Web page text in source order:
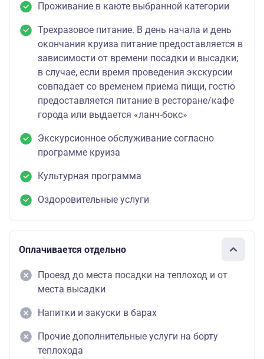
Проживание в каюте выбранной категории
Трехразовое питание. В день начала и день
окончания круиза питание предоставляется в
зависимости от времени посадки и высадки;
в случае, если время проведения экскурсии
совпадает со временем приема пищи, гостю
предоставляется питание в ресторане/кафе
города или выдается «ланч-бокс»
Экскурсионное обслуживание согласно
программе круиза
Культурная программа
Оздоровительные услуги
Оплачивается отдельно
Проезд до места посадки на теплоход и от
места высадки
Напитки и закуски в барах
Прочие дополнительные услуги на борту
теплохода